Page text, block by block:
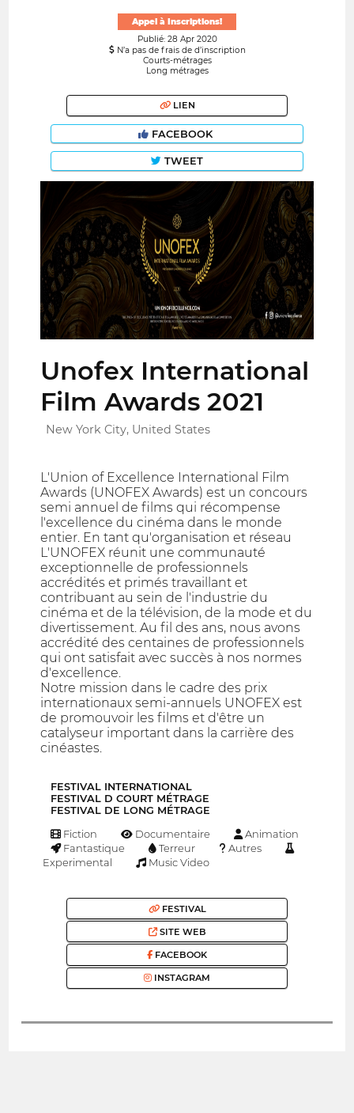
Appel à Inscriptions!
Publié: 28 Apr 2020
N’a pas de frais de d’inscription
Courts-métrages
Long métrages
LIEN
FACEBOOK
TWEET
Unofex International
Film Awards 2021
New York City, United States
L'Union of Excellence International Film
Awards (UNOFEX Awards) est un concours
semi annuel de films qui récompense
l'excellence du cinéma dans le monde
entier. En tant qu'organisation et réseau
L'UNOFEX réunit une communauté
exceptionnelle de professionnels
accrédités et primés travaillant et
contribuant au sein de l'industrie du
cinéma et de la télévision, de la mode et du
divertissement. Au fil des ans, nous avons
accrédité des centaines de professionnels
qui ont satisfait avec succès à nos normes
d'excellence.
Notre mission dans le cadre des prix
internationaux semi-annuels UNOFEX est
de promouvoir les films et d'être un
catalyseur important dans la carrière des
cinéastes.
FESTIVAL INTERNATIONAL
FESTIVAL D COURT MÉTRAGE
FESTIVAL DE LONG MÉTRAGE
Fiction Documentaire
Animation
Fantastique
Terreur
Autres
Experimental
Music Video
FESTIVAL
SITE WEB
FACEBOOK
INSTAGRAM